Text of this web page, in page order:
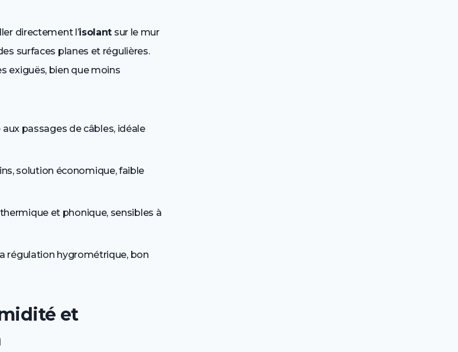
directement l’isolant sur le mur
surfaces planes et régulières.
exiguës, bien que moins
passages de câbles, idéale
solution économique, faible
et phonique, sensibles à
régulation hygrométrique, bon
et